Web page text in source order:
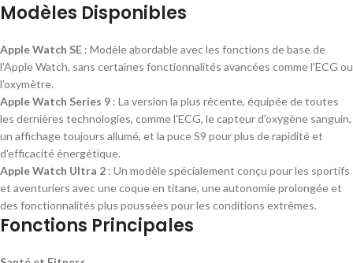
Modèles Disponibles
Apple Watch SE : Modèle abordable avec les fonctions de base de
l'Apple Watch, sans certaines fonctionnalités avancées comme l'ECG ou
l'oxymètre.
Apple Watch Series 9 : La version la plus récente, équipée de toutes
les dernières technologies, comme l'ECG, le capteur d'oxygène sanguin,
un affichage toujours allumé, et la puce S9 pour plus de rapidité et
d'efficacité énergétique.
Apple Watch Ultra 2 : Un modèle spécialement conçu pour les sportifs
et aventuriers avec une coque en titane, une autonomie prolongée et
des fonctionnalités plus poussées pour les conditions extrêmes.
Fonctions Principales